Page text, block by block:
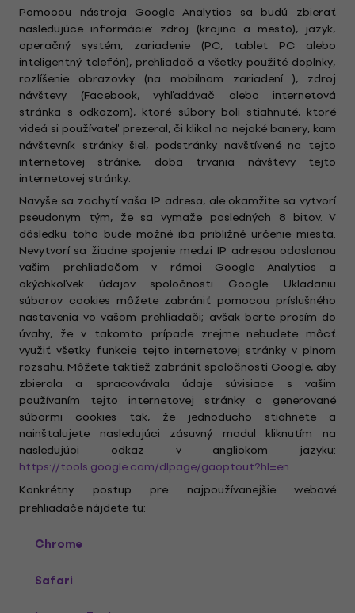
Pomocou nástroja Google Analytics sa budú zbierať
nasledujúce informácie: zdroj (krajina a mesto), jazyk,
operačný systém, zariadenie (PC, tablet PC alebo
inteligentný telefón), prehliadač a všetky použité doplnky,
rozlíšenie obrazovky (na mobilnom zariadení ), zdroj
návštevy (Facebook, vyhľadávač alebo internetová
stránka s odkazom), ktoré súbory boli stiahnuté, ktoré
videá si používateľ prezeral, či klikol na nejaké banery, kam
návštevník stránky šiel, podstránky navštívené na tejto
internetovej stránke, doba trvania návštevy tejto
internetovej stránky.
Navyše sa zachytí vaša IP adresa, ale okamžite sa vytvorí
pseudonym tým, že sa vymaže posledných 8 bitov. V
dôsledku toho bude možné iba približné určenie miesta.
Nevytvorí sa žiadne spojenie medzi IP adresou odoslanou
vašim prehliadačom v rámci Google Analytics a
akýchkoľvek údajov spoločnosti Google. Ukladaniu
súborov cookies môžete zabrániť pomocou príslušného
nastavenia vo vašom prehliadači; avšak berte prosím do
úvahy, že v takomto prípade zrejme nebudete môcť
využiť všetky funkcie tejto internetovej stránky v plnom
rozsahu. Môžete taktiež zabrániť spoločnosti Google, aby
zbierala a spracovávala údaje súvisiace s vašim
používaním tejto internetovej stránky a generované
súbormi cookies tak, že jednoducho stiahnete a
nainštalujete nasledujúci zásuvný modul kliknutím na
nasledujúci odkaz v anglickom jazyku:
https://tools.google.com/dlpage/gaoptout?hl=en
Konkrétny postup pre najpoužívanejšie webové
prehliadače nájdete tu:
Chrome
Safari